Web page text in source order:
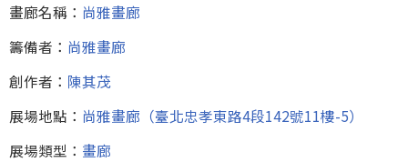
畫廊名稱： 尚雅畫廊
籌備者： 尚雅畫廊
創作者： 陳其茂
展場地點： 尚雅畫廊（臺北忠孝東路4段142號11樓-5）
展場類型： 畫廊